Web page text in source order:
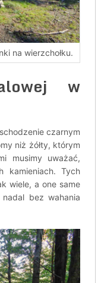
na wierzchołku.
w
czarnym
niż żółty, którym
musimy uważać,
kamieniach. Tych
wiele, a one same
bez wahania